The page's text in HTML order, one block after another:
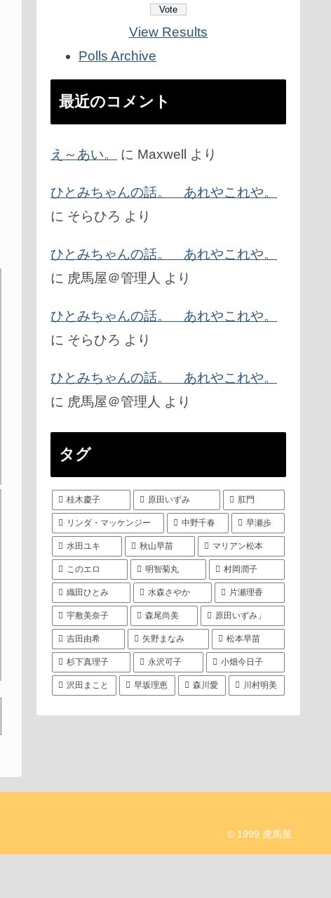
View Results
Polls Archive
最近のコメント
え～あい。 に Maxwell より
ひとみちゃんの話。 あれやこれや。
に そらひろ より
ひとみちゃんの話。 あれやこれや。
に 虎馬屋＠管理人 より
ひとみちゃんの話。 あれやこれや。
に そらひろ より
ひとみちゃんの話。 あれやこれや。
に 虎馬屋＠管理人 より
タグ
桂木慶子 原田いずみ 肛門
リンダ・マッケンジー 中野千春 早瀬歩
水田ユキ 秋山早苗 マリアン松本
このエロ 明智菊丸 村岡潤子
織田ひとみ 水森さやか 片瀬理香
宇敷美奈子 森尾尚美 原田いずみ」
吉田由希 矢野まなみ 松本早苗
杉下真理子 永沢可子 小畑今日子
沢田まこと 早坂理恵 森川愛 川村明美
© 1999 虎馬屋.